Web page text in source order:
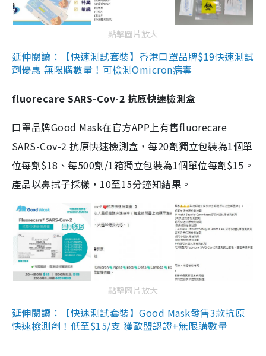
點擊圖片放大
延伸閱讀：【快速測試套裝】香港口罩品牌$19快速測試
劑優惠 無限購數量！可檢測Omicron病毒
fluorecare SARS-Cov-2 抗原快速檢測盒
口罩品牌Good Mask在官方APP上有售fluorecare
SARS-Cov-2 抗原快速檢測盒，每20劑獨立包裝為1個單
位每劑$18、每500劑/1箱獨立包裝為1個單位每劑$15。
產品以鼻拭子採樣，10至15分鐘知結果。
點擊圖片放大
延伸閱讀：【快速測試套裝】Good Mask發售3款抗原
快速檢測劑！低至$15/支 獲歐盟認證+無限購數量